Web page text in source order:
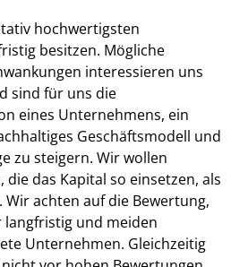
hochwertigsten
besitzen. Mögliche
interessieren uns
sind für uns die
eines Unternehmens, ein
Geschäftsmodell und
zu steigern. Wir wollen
die das Kapital so einsetzen, als
Wir achten auf die Bewertung,
und meiden
Unternehmen. Gleichzeitig